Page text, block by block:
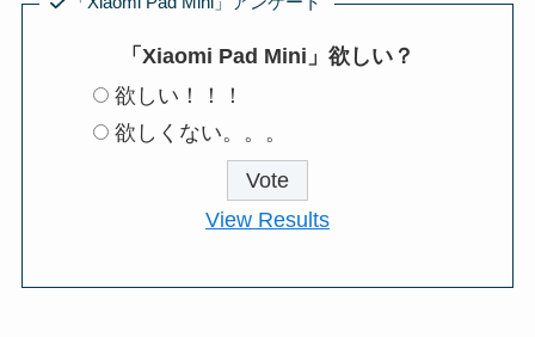
「Xiaomi Pad Mini」欲しい？
欲しい！！！
欲しくない。。。
View Results